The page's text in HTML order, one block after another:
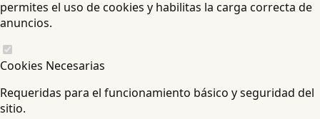
permites el uso de cookies y habilitas la carga correcta de
anuncios.
Cookies Necesarias
Requeridas para el funcionamiento básico y seguridad del
sitio.